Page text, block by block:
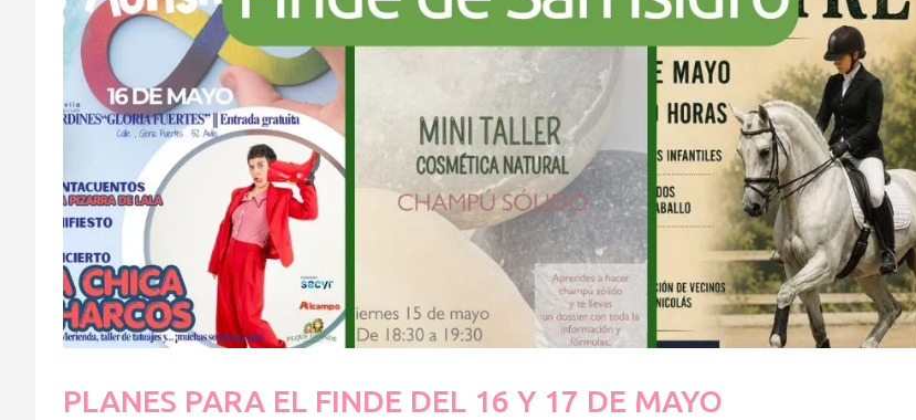
PLANES PARA EL FINDE DEL 16 Y 17 DE MAYO